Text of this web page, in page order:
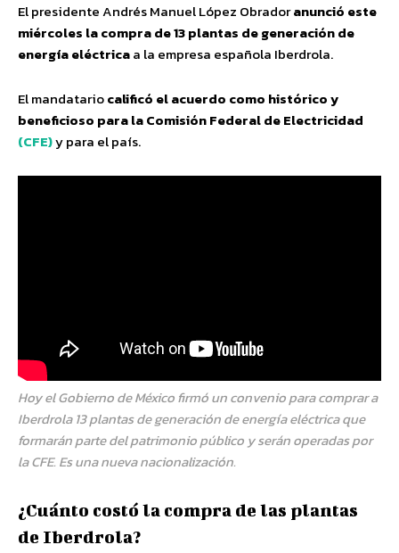
El presidente Andrés Manuel López Obradoranunció este
miércoles la compra de 13 plantas de generación de
energía eléctricaa la empresa española Iberdrola.
El mandatariocalificó el acuerdo como histórico y
beneficioso para la Comisión Federal de Electricidad
(CFE)y para el país.
Hoy el Gobierno de México firmó un convenio para comprar a
Iberdrola 13 plantas de generación de energía eléctrica que
formarán parte del patrimonio público y serán operadas por
la CFE. Es una nueva nacionalización.
¿Cuánto costó la compra de las plantas
de Iberdrola?